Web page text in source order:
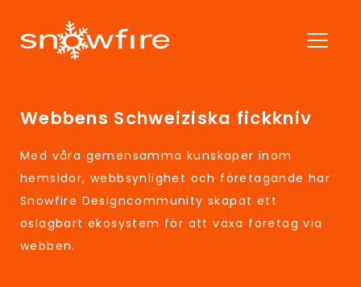
Webbens Schweiziska fickkniv
Med våra gemensamma kunskaper inom
hemsidor, webbsynlighet och företagande har
Snowfire Designcommunity skapat ett
oslagbart ekosystem för att växa företag via
webben.